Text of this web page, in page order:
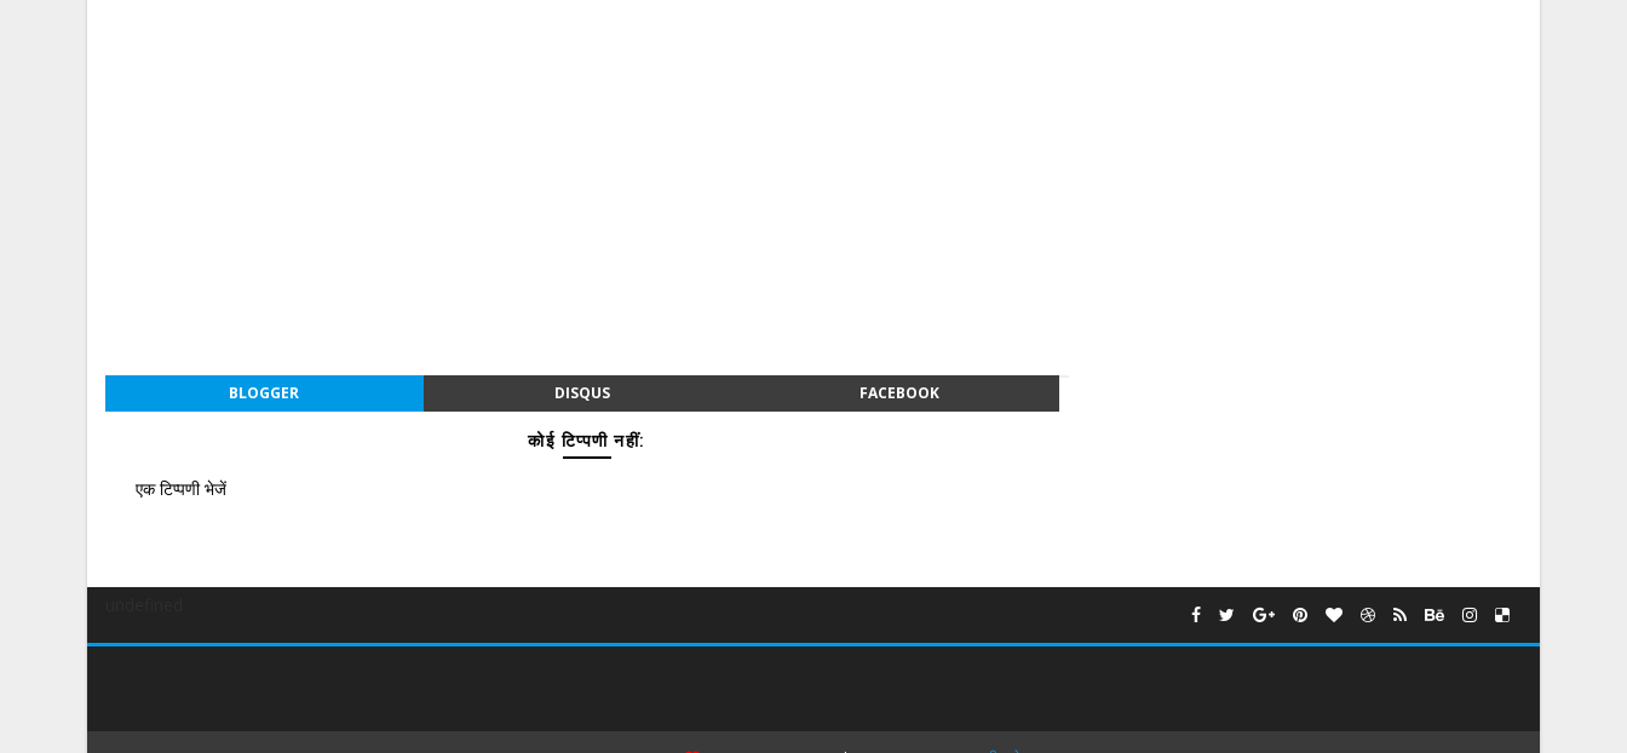
BLOGGER DISQUS FACEBOOK
कोई टिप्पणी नहीं:
एक टिप्पणी भेजें